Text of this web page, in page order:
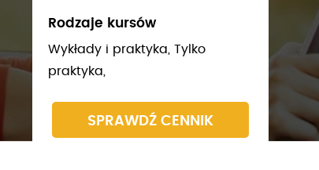
Rodzaje kursów
Wykłady i praktyka, Tylko
praktyka,
SPRAWDŹ CENNIK